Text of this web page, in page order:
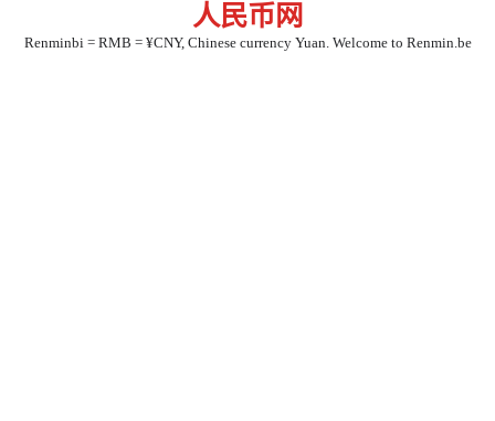
人民币网
Renminbi = RMB = ¥CNY, Chinese currency Yuan. Welcome to Renmin.be